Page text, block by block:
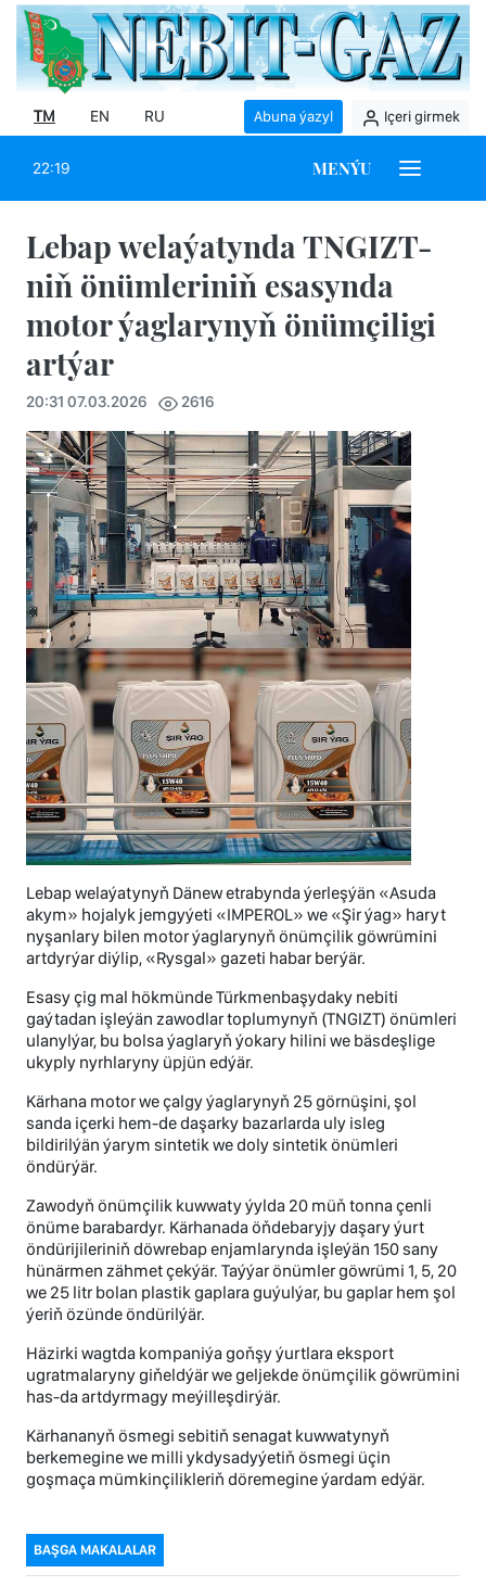
TM EN RU Abuna ýazyl Içeri girmek
22:19 MENÝU
Lebap welaýatynda TNGIZT-
niň önümleriniň esasynda
motor ýaglarynyň önümçiligi
artýar
20:31 07.03.2026 2616
Lebap welaýatynyň Dänew etrabynda ýerleşýän «Asuda
akym» hojalyk jemgyýeti «IMPEROL» we «Şir ýag» haryt
nyşanlary bilen motor ýaglarynyň önümçilik göwrümini
artdyrýar diýlip, «Rysgal» gazeti habar berýär.
Esasy çig mal hökmünde Türkmenbaşydaky nebiti
gaýtadan işleýän zawodlar toplumynyň (TNGIZT) önümleri
ulanylýar, bu bolsa ýaglaryň ýokary hilini we bäsdeşlige
ukyply nyrhlaryny üpjün edýär.
Kärhana motor we çalgy ýaglarynyň 25 görnüşini, şol
sanda içerki hem-de daşarky bazarlarda uly isleg
bildirilýän ýarym sintetik we doly sintetik önümleri
öndürýär.
Zawodyň önümçilik kuwwaty ýylda 20 müň tonna çenli
önüme barabardyr. Kärhanada öňdebaryjy daşary ýurt
öndürijileriniň döwrebap enjamlarynda işleýän 150 sany
hünärmen zähmet çekýär. Taýýar önümler göwrümi 1, 5, 20
we 25 litr bolan plastik gaplara guýulýar, bu gaplar hem şol
ýeriň özünde öndürilýär.
Häzirki wagtda kompaniýa goňşy ýurtlara eksport
ugratmalaryny giňeldýär we geljekde önümçilik göwrümini
has-da artdyrmagy meýilleşdirýär.
Kärhananyň ösmegi sebitiň senagat kuwwatynyň
berkemegine we milli ykdysadyýetiň ösmegi üçin
goşmaça mümkinçilikleriň döremegine ýardam edýär.
BAŞGA MAKALALAR